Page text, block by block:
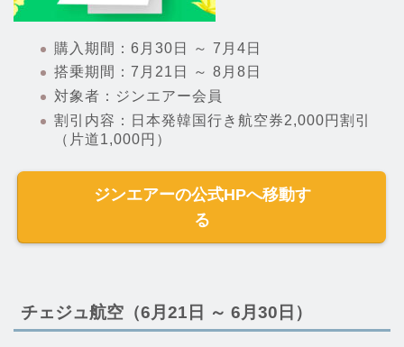
購入期間：6月30日 ～ 7月4日
搭乗期間：7月21日 ～ 8月8日
対象者：ジンエアー会員
割引内容：日本発韓国行き航空券2,000円割引
（片道1,000円）
ジンエアーの公式HPへ移動す
る
チェジュ航空（6月21日 ～ 6月30日）